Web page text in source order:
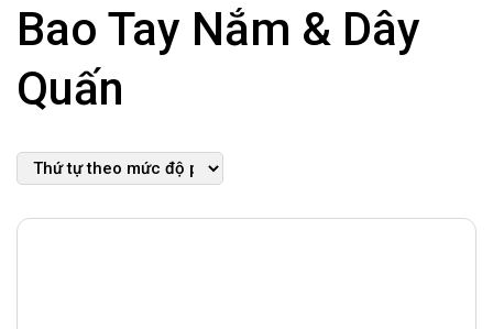
Bao Tay Nắm & Dây
Quấn